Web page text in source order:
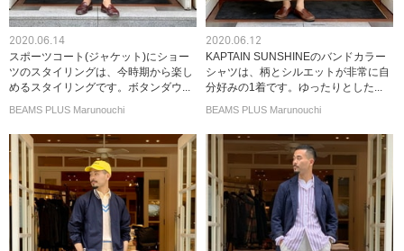
2020.06.14
スポーツコート(ジャケット)にショー
ツのスタイリングは、今時期から楽し
めるスタイリングです。ボタンダウ...
BEAMS PLUS Marunouchi
2020.06.12
KAPTAIN SUNSHINEのバンドカラー
シャツは、柄とシルエットが非常に自
分好みの1着です。ゆったりとした...
BEAMS PLUS Marunouchi